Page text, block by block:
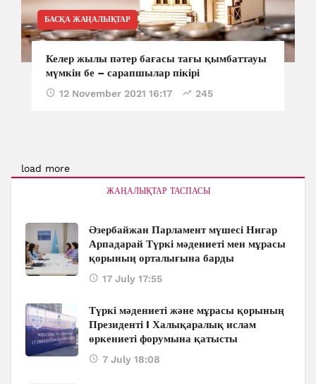
БАСҚА ЖАҢАЛЫҚТАР
Келер жылы пәтер бағасы тағы қымбаттауы
мүмкін бе – сарапшылар пікірі
12 November 2021 16:17 245
load more
ЖАҢАЛЫҚТАР ТАСПАСЫ
Әзербайжан Парламент мүшесі Нигар
Арпадарай Түркі мәдениеті мен мұрасы
қорының орталығына барды
17 July 17:55
Түркі мәдениеті және мұрасы қорының
Президенті I Халықаралық ислам
өркениеті форумына қатысты
7 July 18:08